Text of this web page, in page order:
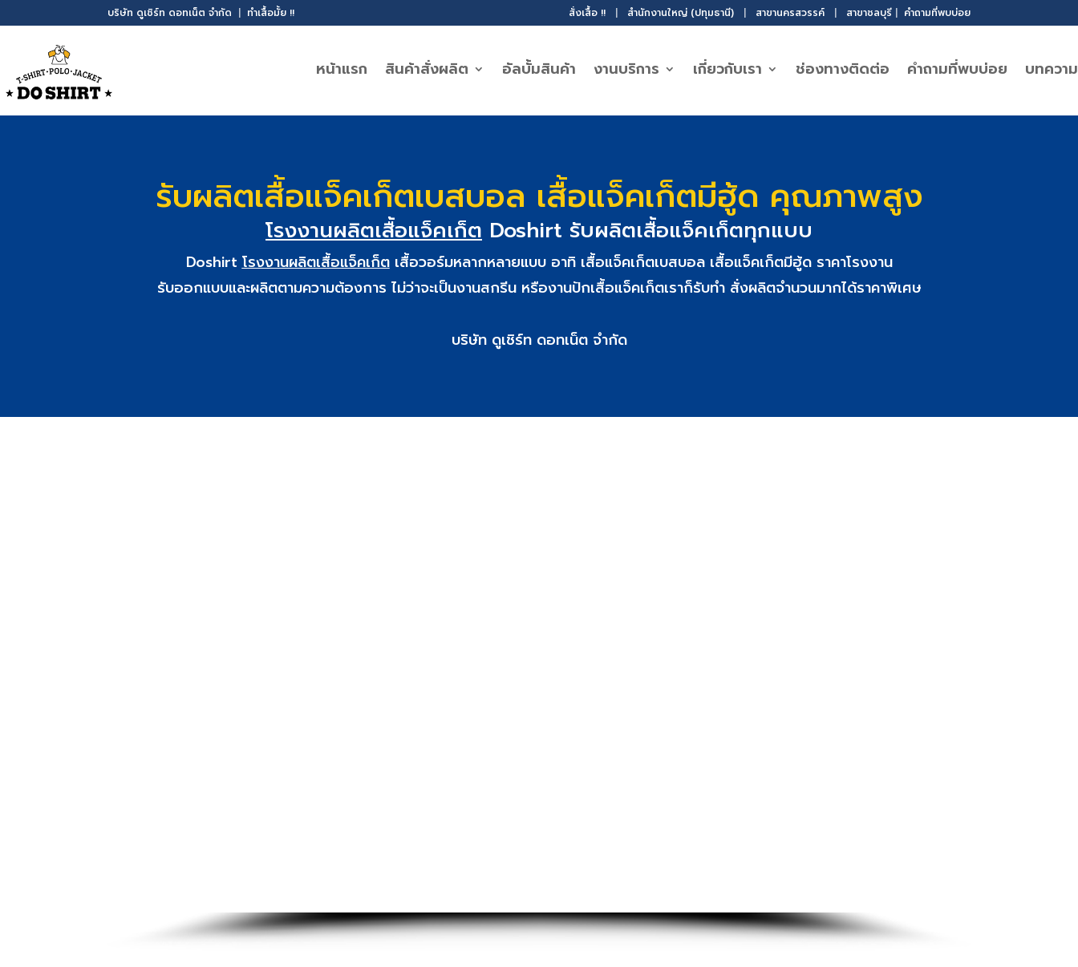
บริษัท ดูเชิร์ท ดอทเน็ต จำกัด | ทำเสื้อมั้ย !! สั่งเสื้อ !!| สำนักงานใหญ่ (ปทุมธานี)| สาขานครสวรรค์| สาขาชลบุรี| คำถามที่พบบ่อย
หน้าแรก สินค้าสั่งผลิต อัลบั้มสินค้า งานบริการ เกี่ยวกับเรา ช่องทางติดต่อ คำถามที่พบบ่อย บทความ
รับผลิตเสื้อแจ็คเก็ตเบสบอล เสื้อแจ็คเก็ตมีฮู้ด คุณภาพสูง
โรงงานผลิตเสื้อแจ็คเก็ต Doshirt รับผลิตเสื้อแจ็คเก็ตทุกแบบ
Doshirt โรงงานผลิตเสื้อแจ็คเก็ตเสื้อวอร์มหลากหลายแบบ อาทิ เสื้อแจ็คเก็ตเบสบอล เสื้อแจ็คเก็ตมีฮู้ด ราคาโรงงาน
รับออกแบบและผลิตตามความต้องการ ไม่ว่าจะเป็นงานสกรีน หรืองานปักเสื้อแจ็คเก็ตเราก็รับทำ สั่งผลิตจำนวนมากได้ราคาพิเศษ
บริษัท ดูเชิร์ท ดอทเน็ต จำกัด